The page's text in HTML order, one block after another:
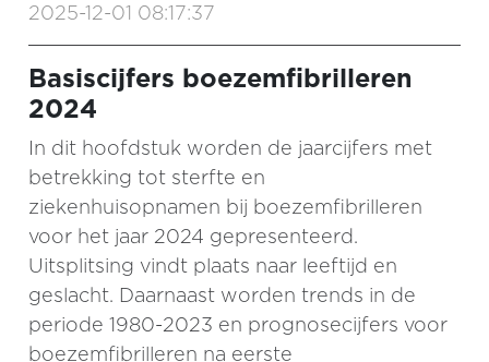
2025-12-01 08:17:37
Basiscijfers boezemfibrilleren
2024
In dit hoofdstuk worden de jaarcijfers met
betrekking tot sterfte en
ziekenhuisopnamen bij boezemfibrilleren
voor het jaar 2024 gepresenteerd.
Uitsplitsing vindt plaats naar leeftijd en
geslacht. Daarnaast worden trends in de
periode 1980-2023 en prognosecijfers voor
boezemfibrilleren na eerste